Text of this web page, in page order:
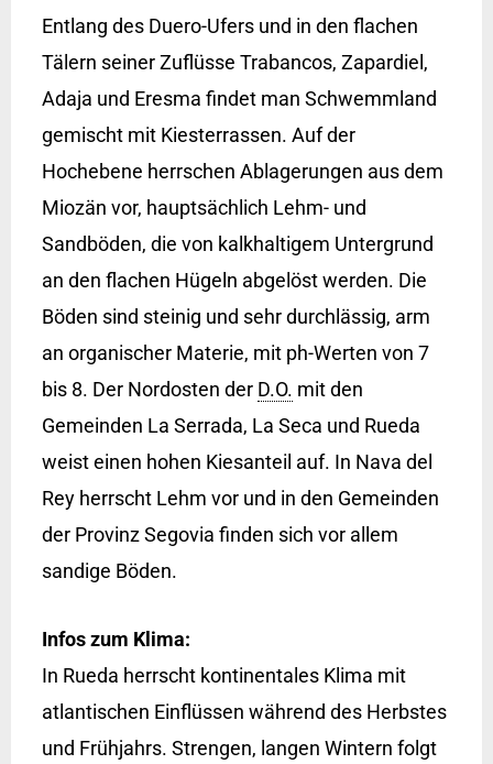
Entlang des Duero-Ufers und in den flachen
Tälern seiner Zuflüsse Trabancos, Zapardiel,
Adaja und Eresma findet man Schwemmland
gemischt mit Kiesterrassen. Auf der
Hochebene herrschen Ablagerungen aus dem
Miozän vor, hauptsächlich Lehm- und
Sandböden, die von kalkhaltigem Untergrund
an den flachen Hügeln abgelöst werden. Die
Böden sind steinig und sehr durchlässig, arm
an organischer Materie, mit ph-Werten von 7
bis 8. Der Nordosten der D.O. mit den
Gemeinden La Serrada, La Seca und Rueda
weist einen hohen Kiesanteil auf. In Nava del
Rey herrscht Lehm vor und in den Gemeinden
der Provinz Segovia finden sich vor allem
sandige Böden.
Infos zum Klima:
In Rueda herrscht kontinentales Klima mit
atlantischen Einflüssen während des Herbstes
und Frühjahrs. Strengen, langen Wintern folgt